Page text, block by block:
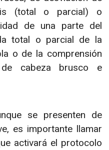
(total o parcial) o
de una parte del
total o parcial de la
o de la comprensión
cabeza brusco e
se presenten de
es importante llamar
activará el protocolo